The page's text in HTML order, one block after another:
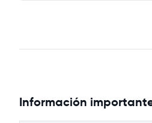
Información